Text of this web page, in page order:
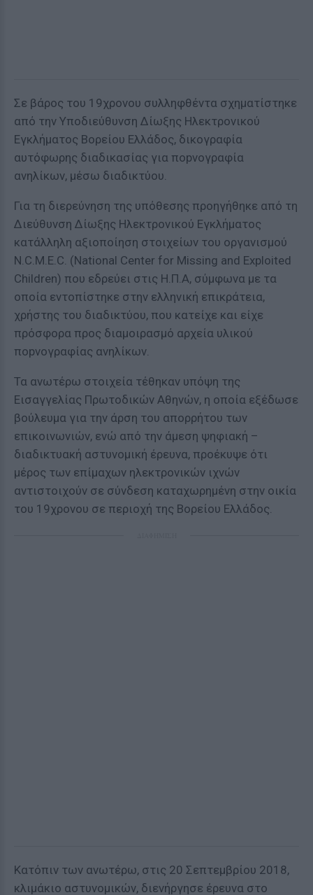
Σε βάρος του 19χρονου συλληφθέντα σχηματίστηκε
από την Υποδιεύθυνση Δίωξης Ηλεκτρονικού
Εγκλήματος Βορείου Ελλάδος, δικογραφία
αυτόφωρης διαδικασίας για ποpνογραφία
ανηλίκων, μέσω διαδικτύου.
Για τη διερεύνηση της υπόθεσης προηγήθηκε από τη
Διεύθυνση Δίωξης Ηλεκτρονικού Εγκλήματος
κατάλληλη αξιοποίηση στοιχείων του οργανισμού
N.C.M.E.C. (National Center for Missing and Exploited
Children) που εδρεύει στις Η.Π.Α, σύμφωνα με τα
οποία εντοπίστηκε στην ελληνική επικράτεια,
χρήστης του διαδικτύου, που κατείχε και είχε
πρόσφορα προς διαμοιρασμό αρχεία υλικού
ποpνογραφίας ανηλίκων.
Τα ανωτέρω στοιχεία τέθηκαν υπόψη της
Εισαγγελίας Πρωτοδικών Αθηνών, η οποία εξέδωσε
βούλευμα για την άρση του απορρήτου των
επικοινωνιών, ενώ από την άμεση ψηφιακή –
διαδικτυακή αστυνομική έρευνα, προέκυψε ότι
μέρος των επίμαχων ηλεκτρονικών ιχνών
αντιστοιχούν σε σύνδεση καταχωρημένη στην οικία
του 19χρονου σε περιοχή της Βορείου Ελλάδος.
Κατόπιν των ανωτέρω, στις 20 Σεπτεμβρίου 2018,
κλιμάκιο αστυνομικών, διενήργησε έρευνα στο